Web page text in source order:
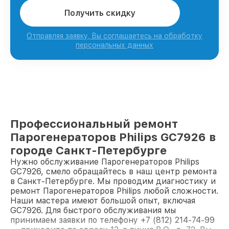
Получить скидку
Отправляя заявку, Вы соглашаетесь на обработку
персональных данных
Профессиональный ремонт
Парогенераторов Philips GC7926 в
городе Санкт-Петербурге
Нужно обслуживание Парогенераторов Philips
GC7926, смело обращайтесь в наш центр ремонта
в Санкт-Петербурге. Мы проводим диагностику и
ремонт Парогенераторов Philips любой сложности.
Наши мастера имеют большой опыт, включая
GC7926. Для быстрого обслуживания мы
принимаем заявки по телефону +7 (812) 214-74-99